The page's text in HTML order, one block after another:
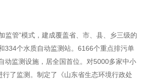
监管”模式，建成覆盖省、市、县、乡三级的
334个水质自动监测站。6166个重点排污单
动监测设施，居全国首位。对5000多家中小
行了监测。制定了《山东省生态环境行政处